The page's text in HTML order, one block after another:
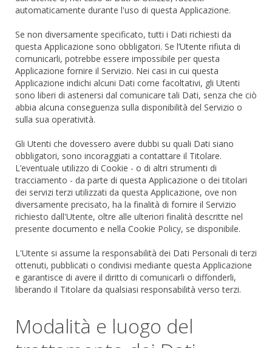
automaticamente durante l'uso di questa Applicazione.
Se non diversamente specificato, tutti i Dati richiesti da
questa Applicazione sono obbligatori. Se l’Utente rifiuta di
comunicarli, potrebbe essere impossibile per questa
Applicazione fornire il Servizio. Nei casi in cui questa
Applicazione indichi alcuni Dati come facoltativi, gli Utenti
sono liberi di astenersi dal comunicare tali Dati, senza che ciò
abbia alcuna conseguenza sulla disponibilità del Servizio o
sulla sua operatività.
Gli Utenti che dovessero avere dubbi su quali Dati siano
obbligatori, sono incoraggiati a contattare il Titolare.
L’eventuale utilizzo di Cookie - o di altri strumenti di
tracciamento - da parte di questa Applicazione o dei titolari
dei servizi terzi utilizzati da questa Applicazione, ove non
diversamente precisato, ha la finalità di fornire il Servizio
richiesto dall'Utente, oltre alle ulteriori finalità descritte nel
presente documento e nella Cookie Policy, se disponibile.
L'Utente si assume la responsabilità dei Dati Personali di terzi
ottenuti, pubblicati o condivisi mediante questa Applicazione
e garantisce di avere il diritto di comunicarli o diffonderli,
liberando il Titolare da qualsiasi responsabilità verso terzi.
Modalità e luogo del